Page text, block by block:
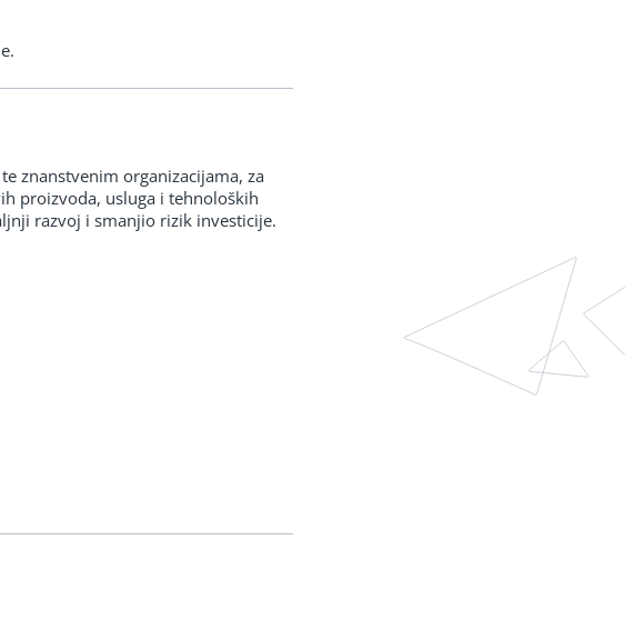
znanstvenim organizacijama, za
proizvoda, usluga i tehnoloških
razvoj i smanjio rizik investicije.